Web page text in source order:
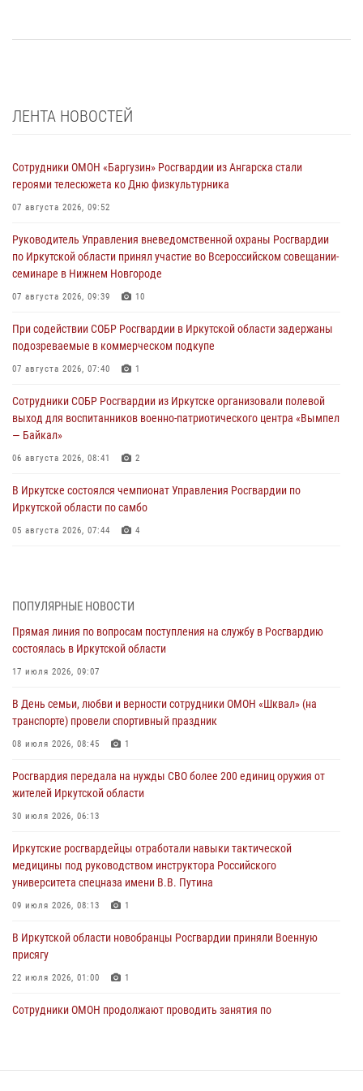
ЛЕНТА НОВОСТЕЙ
Сотрудники ОМОН «Баргузин» Росгвардии из Ангарска стали
героями телесюжета ко Дню физкультурника
07 августа 2026, 09:52
Руководитель Управления вневедомственной охраны Росгвардии
по Иркутской области принял участие во Всероссийском совещании-
семинаре в Нижнем Новгороде
07 августа 2026, 09:39 10
При содействии СОБР Росгвардии в Иркутской области задержаны
подозреваемые в коммерческом подкупе
07 августа 2026, 07:40 1
Сотрудники СОБР Росгвардии из Иркутске организовали полевой
выход для воспитанников военно-патриотического центра «Вымпел
— Байкал»
06 августа 2026, 08:41 2
В Иркутске состоялся чемпионат Управления Росгвардии по
Иркутской области по самбо
05 августа 2026, 07:44 4
04 августа 2026, 07:14 3
Росгвардейцы потушили загоревшийся автомобиль в Иркутске
03 августа 2026, 04:55
Дню Воздушно-десантных войск в Иркутской области
03 августа 2026, 03:32
сердца к сердцу» (видео)
31 июля 2026, 04:37
пропавшую пожилую женщину в Иркутске
30 июля 2026, 07:37
ПОПУЛЯРНЫЕ НОВОСТИ
Прямая линия по вопросам поступления на службу в Росгвардию
состоялась в Иркутской области
17 июля 2026, 09:07
В День семьи, любви и верности сотрудники ОМОН «Шквал» (на
транспорте) провели спортивный праздник
08 июля 2026, 08:45 1
Росгвардия передала на нужды СВО более 200 единиц оружия от
жителей Иркутской области
30 июля 2026, 06:13
Иркутские росгвардейцы отработали навыки тактической
медицины под руководством инструктора Российского
университета спецназа имени В.В. Путина
09 июля 2026, 08:13 1
В Иркутской области новобранцы Росгвардии приняли Военную
присягу
22 июля 2026, 01:00 1
Сотрудники ОМОН продолжают проводить занятия по